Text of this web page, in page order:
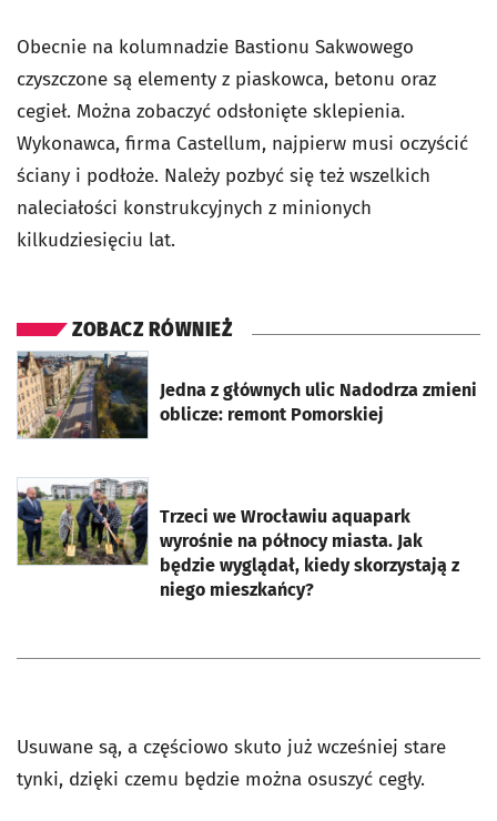
Obecnie na kolumnadzie Bastionu Sakwowego
czyszczone są elementy z piaskowca, betonu oraz
cegieł. Można zobaczyć odsłonięte sklepienia.
Wykonawca, firma Castellum, najpierw musi oczyścić
ściany i podłoże. Należy pozbyć się też wszelkich
naleciałości konstrukcyjnych z minionych
kilkudziesięciu lat.
ZOBACZ RÓWNIEŻ
Jedna z głównych ulic Nadodrza zmieni
oblicze: remont Pomorskiej
otworzy się w nowej karcie
Trzeci we Wrocławiu aquapark
wyrośnie na północy miasta. Jak
będzie wyglądał, kiedy skorzystają z
niego mieszkańcy?
otworzy się w nowej karcie
Usuwane są, a częściowo skuto już wcześniej stare
tynki, dzięki czemu będzie można osuszyć cegły.